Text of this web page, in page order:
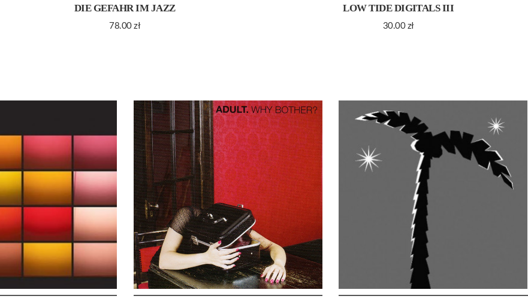
DIE GEFAHR IM JAZZ
78.00zł
LOW TIDE DIGITALS III
30.00 zł